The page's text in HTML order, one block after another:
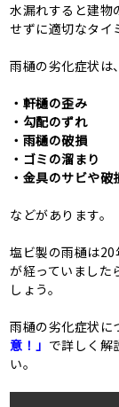
水漏れすると建物
せずに適切なタイ
雨樋の劣化症状は、
・軒樋の歪み
・勾配のずれ
・雨樋の破損
・ゴミの溜まり
・金具のサビや破
などがあります。
塩ビ製の雨樋は
が経っていました
しょう。
雨樋の劣化症状に
意！」 で詳しく解
い。